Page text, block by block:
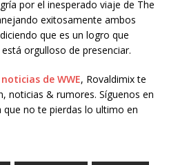
por el inesperado viaje de The
exitosamente ambos
que es un logro que
orgulloso de presenciar.
noticias de WWE, Rovaldimix te
noticias & rumores. Síguenos en
que no te pierdas lo ultimo en